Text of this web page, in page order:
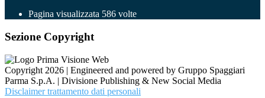
Pagina visualizzata 586 volte
Sezione Copyright
Copyright 2026 | Engineered and powered by Gruppo Spaggiari
Parma S.p.A. | Divisione Publishing & New Social Media
Disclaimer trattamento dati personali